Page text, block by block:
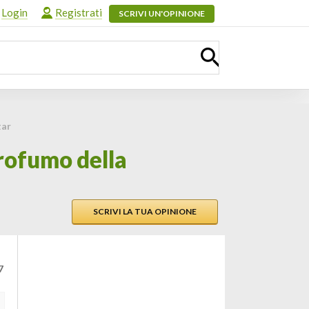
Login Registrati SCRIVI UN'OPINIONE
della
SCRIVI LA TUA OPINIONE